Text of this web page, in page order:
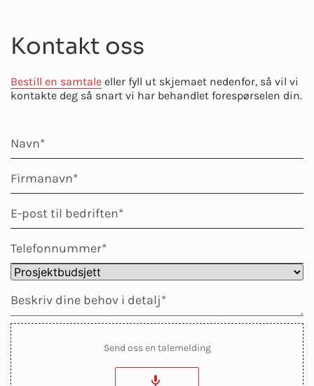
Kontakt oss
Bestill en samtale eller fyll ut skjemaet nedenfor, så vil vi
kontakte deg så snart vi har behandlet forespørselen din.
Send oss en talemelding